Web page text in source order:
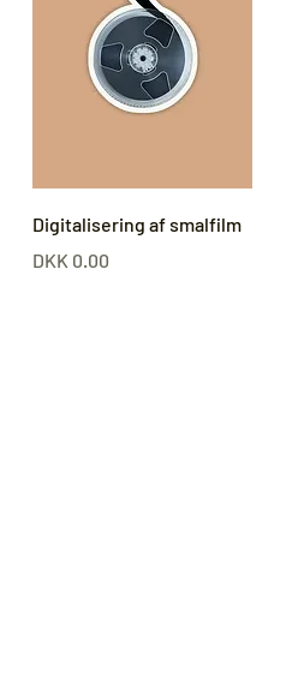
Digitalisering af smalfilm
Pris
DKK 0.00